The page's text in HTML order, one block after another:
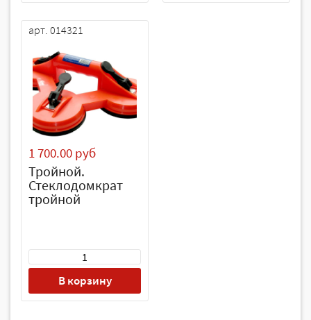
арт. 014321
1 700.00 руб
Тройной.
Стеклодомкрат
тройной
В корзину